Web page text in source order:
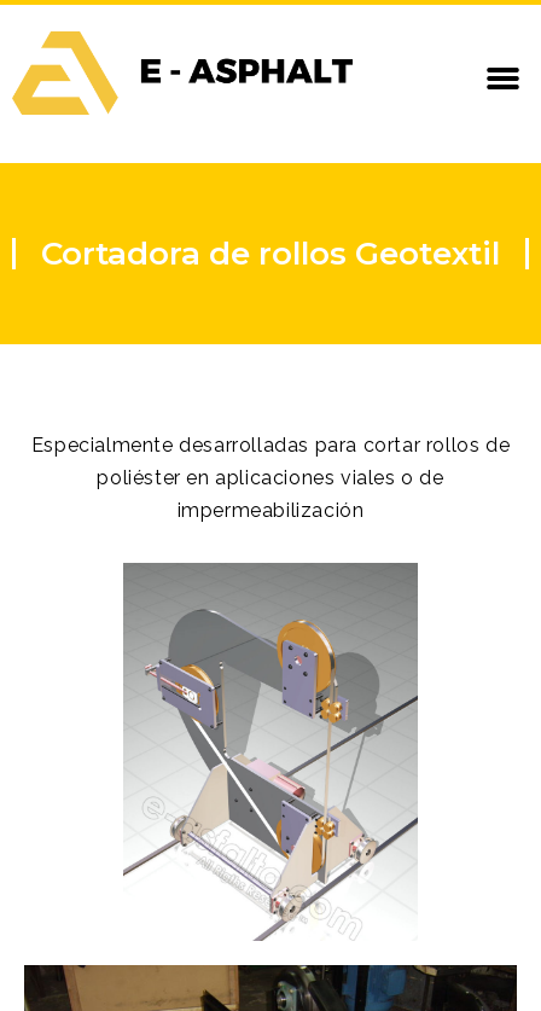
Cortadora de rollos Geotextil
Especialmente desarrolladas para cortar rollos de
poliéster en aplicaciones viales o de
impermeabilización